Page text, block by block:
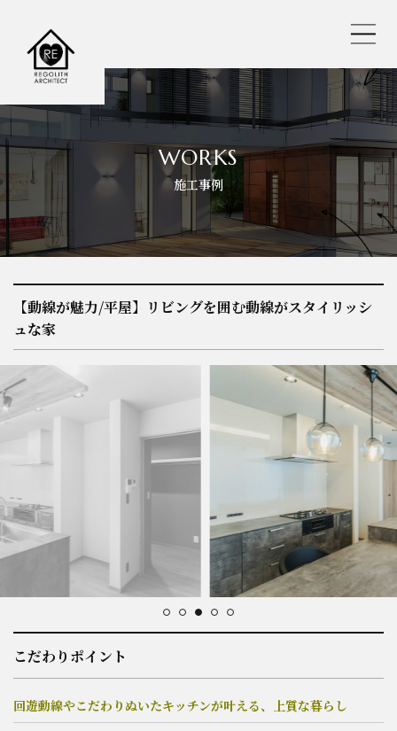
レゴリスの人気おすすめ仕様
REGOLITH STYLE
選べる工法
耐震へのこだわり
バーチャル内見
プライバシーポリシー
施工事例
イベント情報
WORKS
施工事例
【動線が魅力/平屋】リビングを囲む動線がスタイリッシ
ュな家
こだわりポイント
回遊動線やこだわりぬいたキッチンが叶える、上質な暮らし